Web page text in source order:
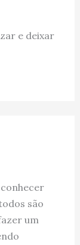
e deixar
são
um